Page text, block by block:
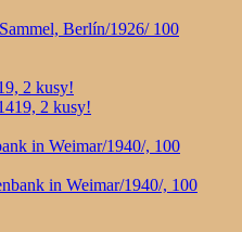
2 kusy!
in Weimar/1940/, 100